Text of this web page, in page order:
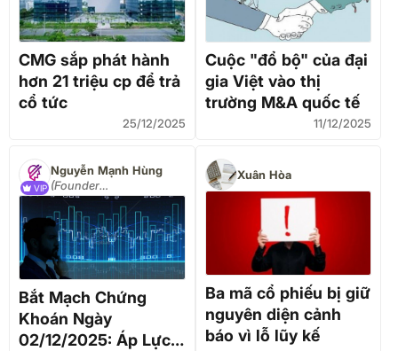
CMG sắp phát hành
hơn 21 triệu cp để trả
cổ tức
25/12/2025
Cuộc "đổ bộ" của đại
gia Việt vào thị
trường M&A quốc tế
11/12/2025
VIP
Nguyễn Mạnh Hùng
(Founder
COPHIEUVIP.COM)
Bắt Mạch Chứng
Khoán Ngày
02/12/2025: Áp Lực
Xuân Hòa
Ba mã cổ phiếu bị giữ
nguyên diện cảnh
báo vì lỗ lũy kế